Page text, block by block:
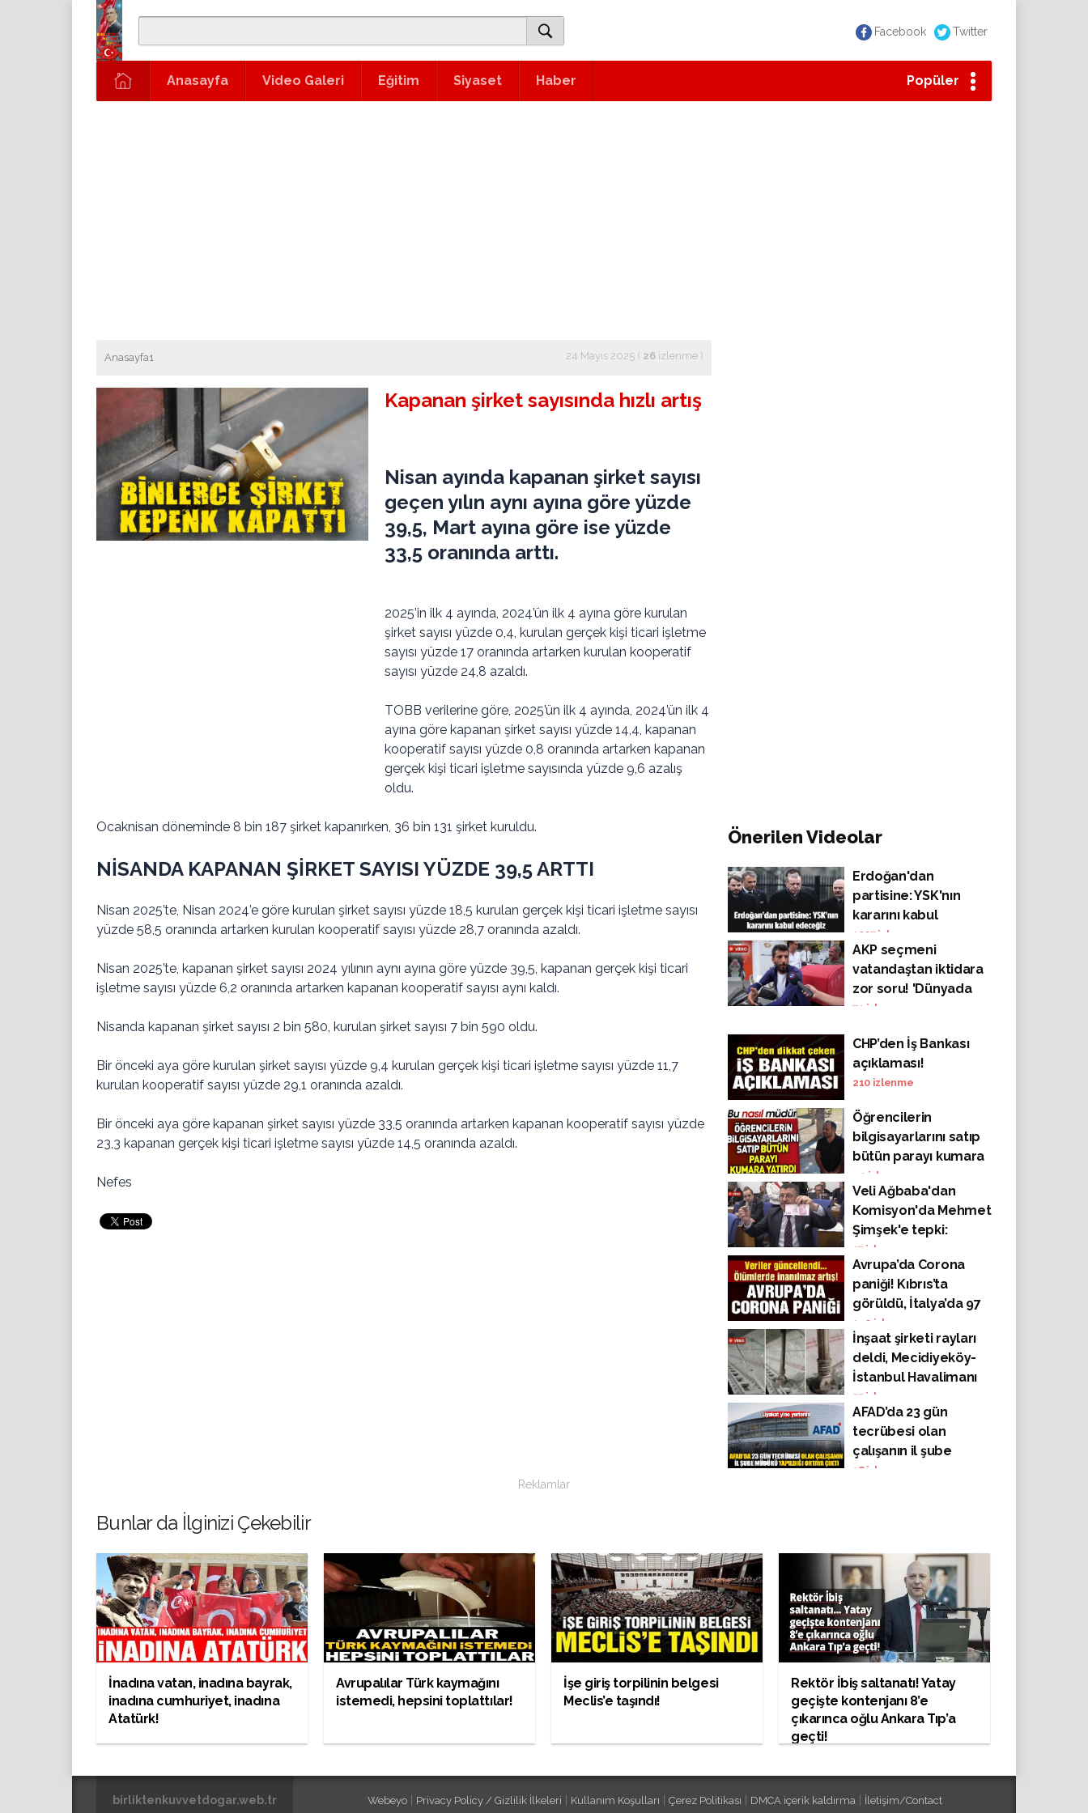
Facebook Twitter
Anasayfa Video Galeri Eğitim Siyaset Haber Popüler
Anasayfa1 24 Mayıs 2025 ( 26 izlenme )
Kapanan şirket sayısında hızlı artış
Nisan ayında kapanan şirket sayısı
geçen yılın aynı ayına göre yüzde
39,5, Mart ayına göre ise yüzde
33,5 oranında arttı.
2025’in ilk 4 ayında, 2024’ün ilk 4 ayına göre kurulan
şirket sayısı yüzde 0,4, kurulan gerçek kişi ticari işletme
sayısı yüzde 17 oranında artarken kurulan kooperatif
sayısı yüzde 24,8 azaldı.​
TOBB verilerine göre, 2025’ün ilk 4 ayında, 2024’ün ilk 4
ayına göre kapanan şirket sayısı yüzde 14,4, kapanan
kooperatif sayısı yüzde 0,8 oranında artarken kapanan
gerçek kişi ticari işletme sayısında yüzde 9,6 azalış
oldu.
Ocaknisan döneminde 8 bin 187 şirket kapanırken, 36 bin 131 şirket kuruldu.
NİSANDA KAPANAN ŞİRKET SAYISI YÜZDE 39,5 ARTTI
Nisan 2025’te, Nisan 2024’e göre kurulan şirket sayısı yüzde 18,5 kurulan gerçek kişi ticari işletme sayısı
yüzde 58,5 oranında artarken kurulan kooperatif sayısı yüzde 28,7 oranında azaldı.
Nisan 2025’te, kapanan şirket sayısı 2024 yılının aynı ayına göre yüzde 39,5, kapanan gerçek kişi ticari
işletme sayısı yüzde 6,2 oranında artarken kapanan kooperatif sayısı aynı kaldı.
Nisanda kapanan şirket sayısı 2 bin 580, kurulan şirket sayısı 7 bin 590 oldu.
Bir önceki aya göre kurulan şirket sayısı yüzde 9,4 kurulan gerçek kişi ticari işletme sayısı yüzde 11,7
kurulan kooperatif sayısı yüzde 29,1 oranında azaldı.
Bir önceki aya göre kapanan şirket sayısı yüzde 33,5 oranında artarken kapanan kooperatif sayısı yüzde
23,3 kapanan gerçek kişi ticari işletme sayısı yüzde 14,5 oranında azaldı.
Nefes
Önerilen Videolar
Erdoğan'dan
partisine: YSK'nın
kararını kabul
edeceğiz
1007izlenme
AKP seçmeni
vatandaştan iktidara
zor soru! 'Dünyada
ekonomimiz 2. sırada
ekonomiyi biz niye
görmüyoruz?'
79 izlenme
CHP’den İş Bankası
açıklaması!
210 izlenme
Öğrencilerin
bilgisayarlarını satıp
bütün parayı kumara
yatırdı! Bu nasıl
müdür?
42 izlenme
Veli Ağbaba'dan
Komisyon'da Mehmet
Şimşek'e tepki:
"PTT'nin 2025'te
sattığı resmi pul fiyatı
210 TL. En büyük para
birimimiz 200 TL, pul
alamıyor. Türkiye’nin
geldiği nokta bu"
17izlenme
Avrupa’da Corona
paniği! Kıbrıs’ta
görüldü, İtalya’da 97
kişi daha öldü
140 izlenme
İnşaat şirketi rayları
deldi, Mecidiyeköy-
İstanbul Havalimanı
metrosunda faciadan
dönüldü
55 izlenme
AFAD’da 23 gün
tecrübesi olan
çalışanın il şube
müdürü yapıldığı
38izlenme
Reklamlar
Bunlar da İlginizi Çekebilir
İnadına vatan, inadına bayrak,
inadına cumhuriyet, inadına
Atatürk!
Avrupalılar Türk kaymağını
istemedi, hepsini toplattılar!
İşe giriş torpilinin belgesi
Meclis’e taşındı!
Rektör İbiş saltanatı! Yatay
geçişte kontenjanı 8’e
çıkarınca oğlu Ankara Tıp’a
geçti!
birliktenkuvvetdogar.web.tr Webeyo| Privacy Policy / Gizlilik İlkeleri Kullanım Koşulları Çerez Politikası DMCA içerik kaldırma İletişim/Contact